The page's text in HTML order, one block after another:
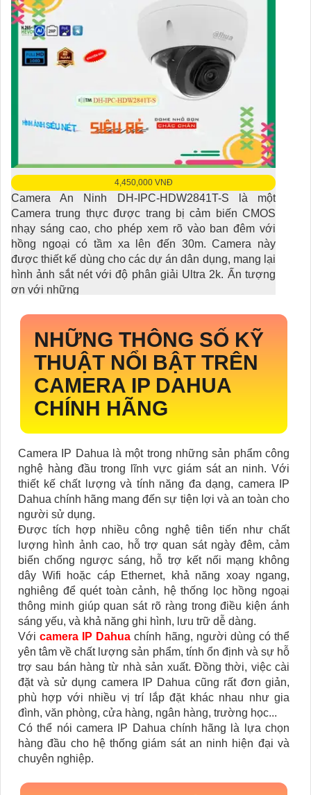
4,450,000 VNĐ
Camera An Ninh DH-IPC-HDW2841T-S là một
Camera trung thực được trang bị cảm biến CMOS
nhạy sáng cao, cho phép xem rõ vào ban đêm với
hồng ngoại có tầm xa lên đến 30m. Camera này
được thiết kế dùng cho các dự án dân dụng, mang lại
hình ảnh sắt nét với độ phân giải Ultra 2k. Ấn tượng
ơn với những
NHỮNG THÔNG SỐ KỸ
THUẬT NỔI BẬT TRÊN
CAMERA IP DAHUA
CHÍNH HÃNG
Camera IP Dahua là một trong những sản phẩm công
nghệ hàng đầu trong lĩnh vực giám sát an ninh. Với
thiết kế chất lượng và tính năng đa dạng, camera IP
Dahua chính hãng mang đến sự tiện lợi và an toàn cho
người sử dụng.
Được tích hợp nhiều công nghệ tiên tiến như chất
lượng hình ảnh cao, hỗ trợ quan sát ngày đêm, cảm
biến chống ngược sáng, hỗ trợ kết nối mạng không
dây Wifi hoặc cáp Ethernet, khả năng xoay ngang,
nghiêng để quét toàn cảnh, hệ thống lọc hồng ngoại
thông minh giúp quan sát rõ ràng trong điều kiện ánh
sáng yếu, và khả năng ghi hình, lưu trữ dễ dàng.
Vớicamera IP Dahua chính hãng, người dùng có thể
yên tâm về chất lượng sản phẩm, tính ổn định và sự hỗ
trợ sau bán hàng từ nhà sản xuất. Đồng thời, việc cài
đặt và sử dụng camera IP Dahua cũng rất đơn giản,
phù hợp với nhiều vị trí lắp đặt khác nhau như gia
đình, văn phòng, cửa hàng, ngân hàng, trường học...
Có thể nói camera IP Dahua chính hãng là lựa chọn
hàng đầu cho hệ thống giám sát an ninh hiện đại và
chuyên nghiệp.